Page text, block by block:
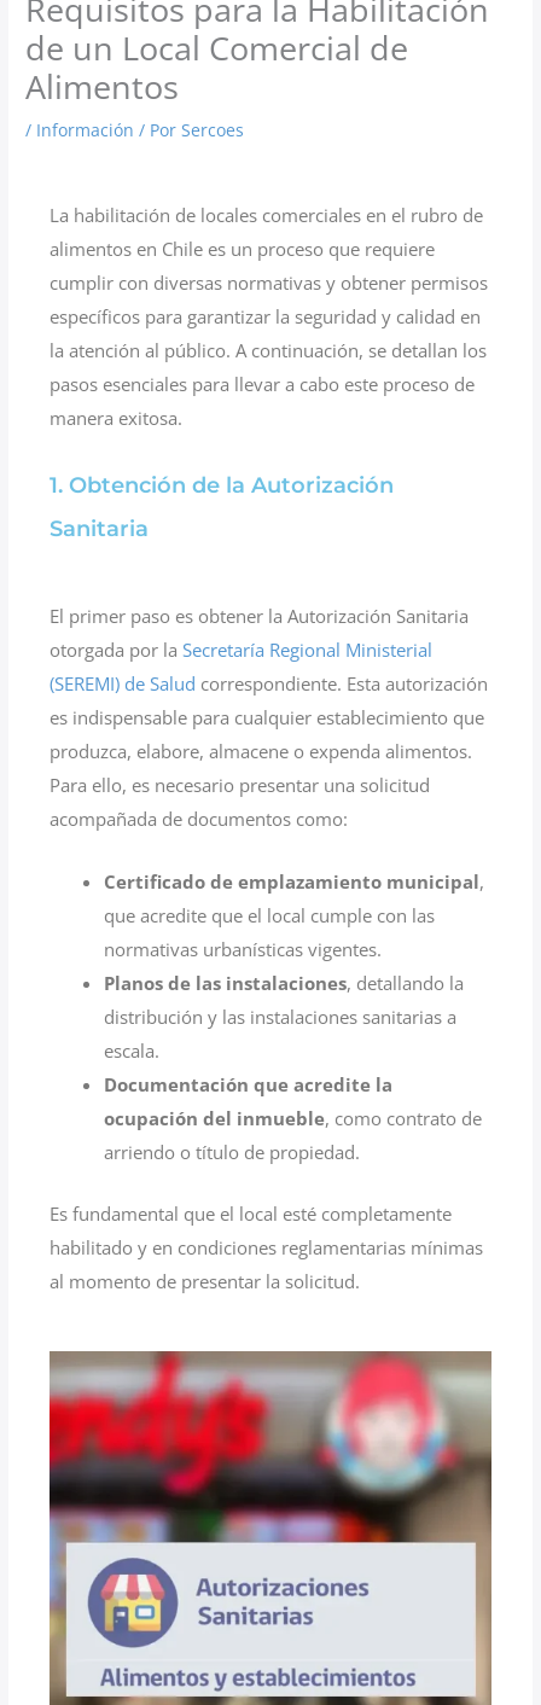
de un Local Comercial de
Alimentos
/ Información / PorSercoes
La habilitación de locales comerciales en el rubro de
alimentos en Chile es un proceso que requiere
cumplir con diversas normativas y obtener permisos
específicos para garantizar la seguridad y calidad en
la atención al público. A continuación, se detallan los
pasos esenciales para llevar a cabo este proceso de
manera exitosa.
1. Obtención de la Autorización
Sanitaria
El primer paso es obtener la Autorización Sanitaria
otorgada por laSecretaría Regional Ministerial
(SEREMI) de Salud correspondiente. Esta autorización
es indispensable para cualquier establecimiento que
produzca, elabore, almacene o expenda alimentos.
Para ello, es necesario presentar una solicitud
acompañada de documentos como:
Certificado de emplazamiento municipal,
que acredite que el local cumple con las
normativas urbanísticas vigentes.
Planos de las instalaciones, detallando la
distribución y las instalaciones sanitarias a
escala.
Documentación que acredite la
ocupación del inmueble, como contrato de
arriendo o título de propiedad.
Es fundamental que el local esté completamente
habilitado y en condiciones reglamentarias mínimas
al momento de presentar la solicitud.